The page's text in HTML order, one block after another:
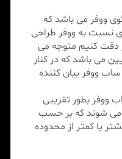
ووفر می باشد که
نسبت به ووفر طراحی
دقت کنیم متوجه می
می باشد که در کنار
ساب ووفر بیان کننده
بطور تقریبی
را شامل می شوند که بر حسب
یا کمتر از محدوده